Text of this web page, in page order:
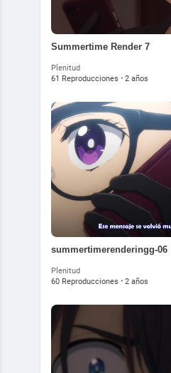
Animé
Summertime Render 7
Plenitud
61 Reproducciones · 2 años
summertimerenderingg-06
Plenitud
60 Reproducciones · 2 años